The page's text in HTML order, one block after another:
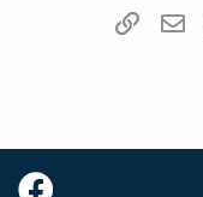
WhatsAppדואר אלקטרוני